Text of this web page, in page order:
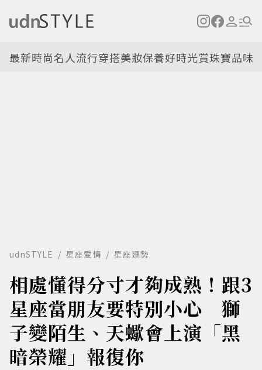
最新時尚名人流行穿搭美妝保養好時光賞珠寶品味
udnSTYLE 星座愛情 星座運勢
相處懂得分寸才夠成熟！跟3
星座當朋友要特別小心 獅
子變陌生、天蠍會上演「黑
暗榮耀」報復你